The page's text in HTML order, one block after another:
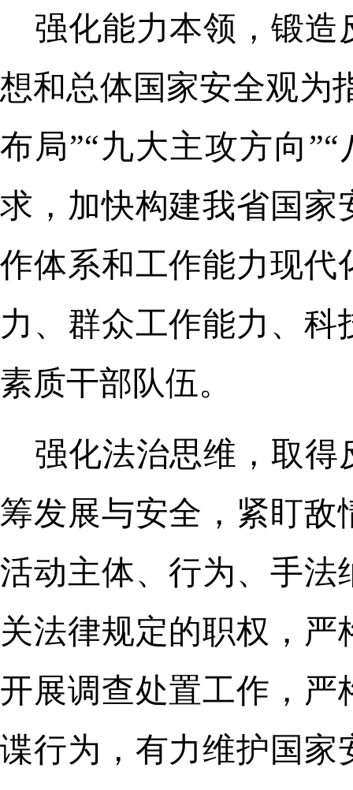
强化能力本领，锻造
想和总体国家安全观为
布局”“九大主攻方向
求，加快构建我省国家
作体系和工作能力现代
力、群众工作能力、
素质干部队伍。
强化法治思维，取得
筹发展与安全，紧盯
活动主体、行为、手法
关法律规定的职权，
开展调查处置工作，
谍行为，有力维护国家